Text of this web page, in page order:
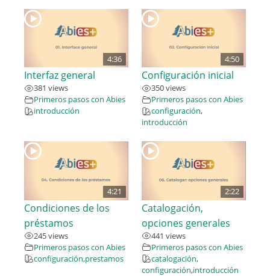
4:36
Interfaz general
381 views
Primeros pasos con Abies
introducción
4:50
Configuración inicial
350 views
Primeros pasos con Abies
configuración,
introducción
4:21
Condiciones de los
préstamos
245 views
Primeros pasos con Abies
configuración,prestamos
2:22
Catalogación,
opciones generales
441 views
Primeros pasos con Abies
catalogación,
configuración,introducción